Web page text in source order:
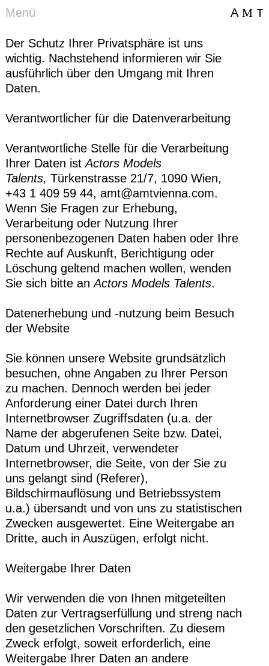
A M T
Menü
Datenschutz
Der Schutz Ihrer Privatsphäre ist uns
wichtig. Nachstehend informieren wir Sie
ausführlich über den Umgang mit Ihren
Daten.
Verantwortlicher für die Datenverarbeitung
Verantwortliche Stelle für die Verarbeitung
Ihrer Daten istActors Models
Talents, Türkenstrasse 21/7, 1090 Wien,
+43 1 409 59 44, amt@amtvienna.com.
Wenn Sie Fragen zur Erhebung,
Verarbeitung oder Nutzung Ihrer
personenbezogenen Daten haben oder Ihre
Rechte auf Auskunft, Berichtigung oder
Löschung geltend machen wollen, wenden
Sie sich bitte anActors Models Talents.
Datenerhebung und -nutzung beim Besuch
der Website
Sie können unsere Website grundsätzlich
besuchen, ohne Angaben zu Ihrer Person
zu machen. Dennoch werden bei jeder
Anforderung einer Datei durch Ihren
Internetbrowser Zugriffsdaten (u.a. der
Name der abgerufenen Seite bzw. Datei,
Datum und Uhrzeit, verwendeter
Internetbrowser, die Seite, von der Sie zu
uns gelangt sind (Referer),
Bildschirmauflösung und Betriebssystem
u.a.) übersandt und von uns zu statistischen
Zwecken ausgewertet. Eine Weitergabe an
Dritte, auch in Auszügen, erfolgt nicht.
Weitergabe Ihrer Daten
Wir verwenden die von Ihnen mitgeteilten
Daten zur Vertragserfüllung und streng nach
den gesetzlichen Vorschriften. Zu diesem
Zweck erfolgt, soweit erforderlich, eine
Weitergabe Ihrer Daten an andere